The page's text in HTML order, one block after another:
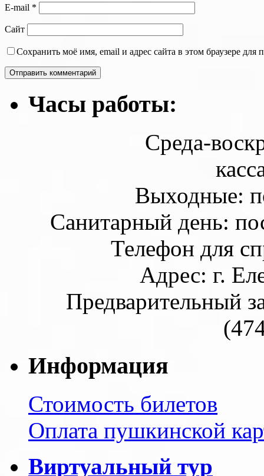
E-mail *
Сайт
Сохранить моё имя, email и адрес сайта в этом браузере
Часы работы:
Среда-
Выходные:
Санитарный день:
Телефон для
Адрес: г.
Предварительный
Информация
Стоимость билетов
Оплата пушкинской
Виртуальный тур